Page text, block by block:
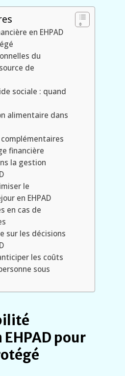
en EHPAD
du
de
sociale : quand
alimentaire dans
financière
la gestion
le
en EHPAD
en cas de
sur les décisions
les coûts
sous
pour